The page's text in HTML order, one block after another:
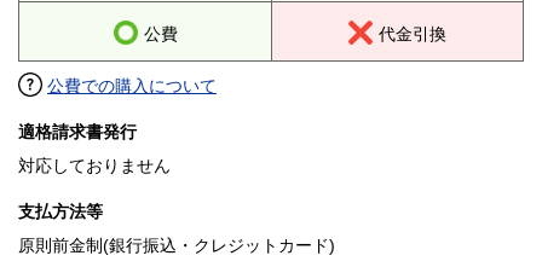
公費 代金引換
公費での購入について
適格請求書発行
対応しておりません
支払方法等
原則前金制(銀行振込・クレジットカード)